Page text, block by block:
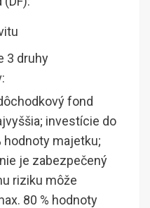
3 druhy
fond
investície do
hodnoty majetku;
je zabezpečený
riziku môže
80 % hodnoty